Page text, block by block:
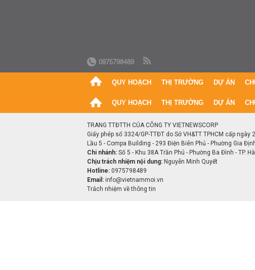
0975798489
QUY HOẠCH THỊ TRƯỜNG DỰ ÁN
QUY HOẠCH THỊ TRƯỜNG DỰ ÁN
TRANG TTĐTTH CỦA CÔNG TY VIETNEWSCORP
Giấy phép số 3324/GP-TTĐT do Sở VH&TT TPHCM cấp ngày
Lầu 5 - Compa Building - 293 Điện Biên Phủ - Phường Gia Định
Chi nhánh: Số 5 - Khu 38A Trần Phú - Phường Ba Đình - TP.
Chịu trách nhiệm nội dung: Nguyễn Minh Quyết
Hotline: 0975798489
Email: info@vietnammoi.vn
Trách nhiệm về thông tin